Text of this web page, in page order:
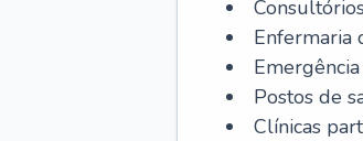
Enfermaria
Postos de
Clínicas